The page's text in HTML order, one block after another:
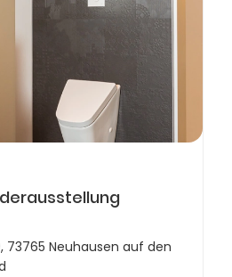
73765 Neuhausen auf den